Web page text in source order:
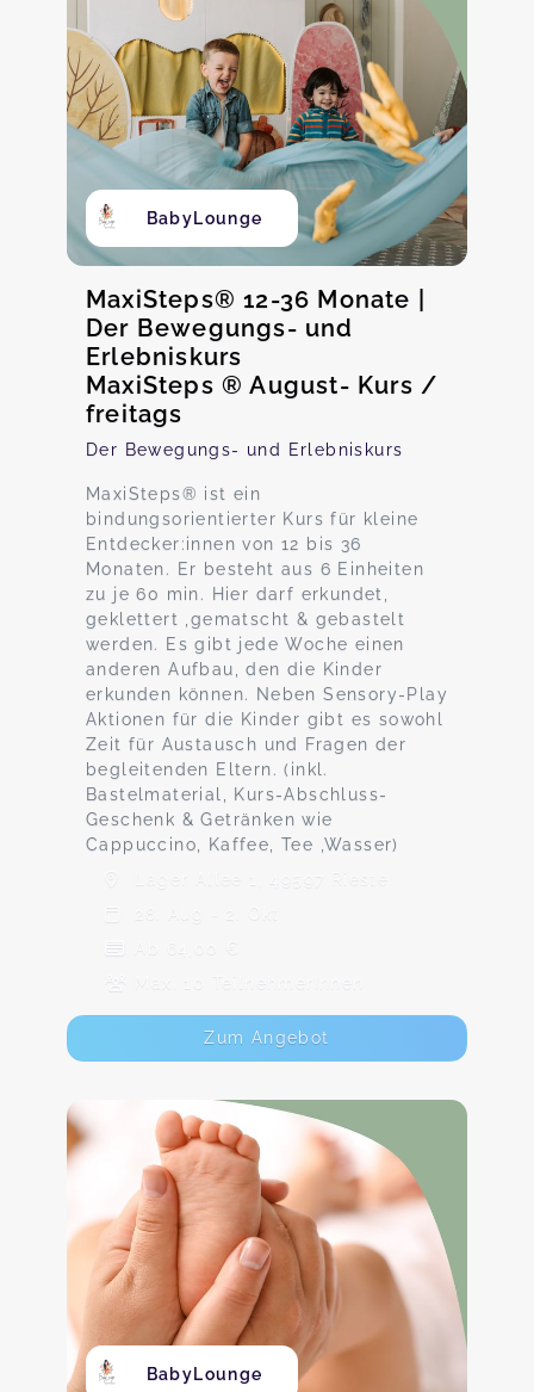
BabyLounge
MaxiSteps® 12-36 Monate |
Der Bewegungs- und
Erlebniskurs
MaxiSteps ® August- Kurs /
freitags
Der Bewegungs- und Erlebniskurs
MaxiSteps® ist ein
bindungsorientierter Kurs für kleine
Entdecker:innen von 12 bis 36
Monaten. Er besteht aus 6 Einheiten
zu je 60 min. Hier darf erkundet,
geklettert ,gematscht & gebastelt
werden. Es gibt jede Woche einen
anderen Aufbau, den die Kinder
erkunden können. Neben Sensory-Play
Aktionen für die Kinder gibt es sowohl
Zeit für Austausch und Fragen der
begleitenden Eltern. (inkl.
Bastelmaterial, Kurs-Abschluss-
Geschenk & Getränken wie
Cappuccino, Kaffee, Tee ,Wasser)
Lager Allee 1, 49597 Rieste
28. Aug - 2. Okt
Ab 64,00 €
Max. 10 TeilnehmerInnen
Zum Angebot
BabyLounge